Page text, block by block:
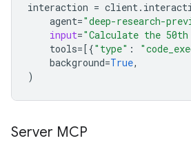
interaction = client.
agent="deep-research-
input="Calculate the 50th
tools=[{"type" :
background=True,
)
Server MCP